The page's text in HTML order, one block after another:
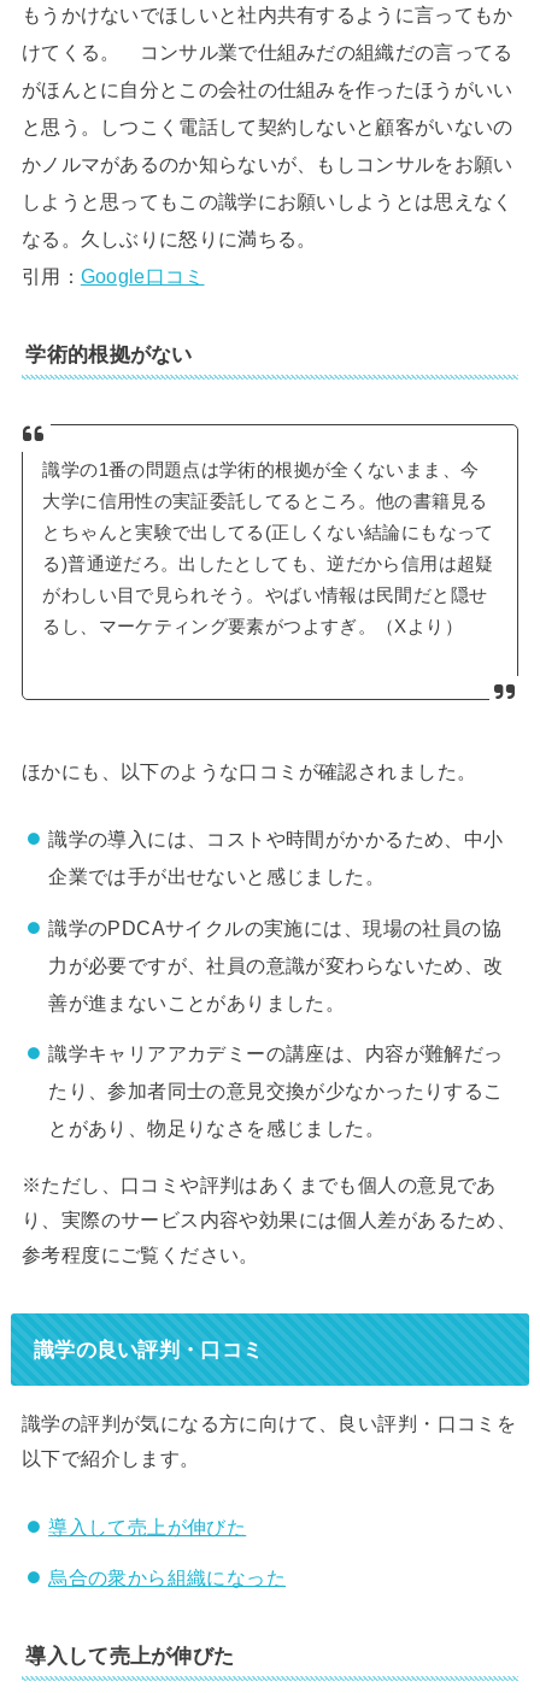
もうかけないでほしいと社内共有するように言ってもか
けてくる。 コンサル業で仕組みだの組織だの言ってる
がほんとに自分とこの会社の仕組みを作ったほうがいい
と思う。しつこく電話して契約しないと顧客がいないの
かノルマがあるのか知らないが、もしコンサルをお願い
しようと思ってもこの識学にお願いしようとは思えなく
なる。久しぶりに怒りに満ちる。
引用： Google口コミ
学術的根拠がない
識学の1番の問題点は学術的根拠が全くないまま、今
大学に信用性の実証委託してるところ。他の書籍見る
とちゃんと実験で出してる(正しくない結論にもなって
る)普通逆だろ。出したとしても、逆だから信用は超疑
がわしい目で見られそう。やばい情報は民間だと隠せ
るし、マーケティング要素がつよすぎ。（Xより）
ほかにも、以下のような口コミが確認されました。
識学の導入には、コストや時間がかかるため、中小
企業では手が出せないと感じました。
識学のPDCAサイクルの実施には、現場の社員の協
力が必要ですが、社員の意識が変わらないため、改
善が進まないことがありました。
識学キャリアアカデミーの講座は、内容が難解だっ
たり、参加者同士の意見交換が少なかったりするこ
とがあり、物足りなさを感じました。
※ただし、口コミや評判はあくまでも個人の意見であ
り、実際のサービス内容や効果には個人差があるため、
参考程度にご覧ください。
識学の良い評判・口コミ
識学の評判が気になる方に向けて、良い評判・口コミを
以下で紹介します。
導入して売上が伸びた
烏合の衆から組織になった
導入して売上が伸びた